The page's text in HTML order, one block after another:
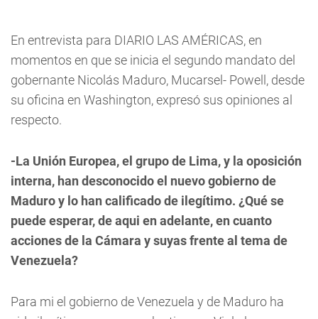
En entrevista para DIARIO LAS AMÉRICAS, en
momentos en que se inicia el segundo mandato del
gobernante Nicolás Maduro, Mucarsel- Powell, desde
su oficina en Washington, expresó sus opiniones al
respecto.
-La Unión Europea, el grupo de Lima, y la oposición
interna, han desconocido el nuevo gobierno de
Maduro y lo han calificado de ilegítimo. ¿Qué se
puede esperar, de aqui en adelante, en cuanto
acciones de la Cámara y suyas frente al tema de
Venezuela?
Para mi el gobierno de Venezuela y de Maduro ha